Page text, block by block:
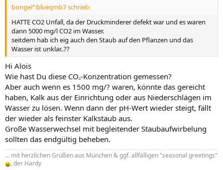
bongel":blveqmb7 schrieb:
HATTE CO2 Unfall, da der Druckminderer defekt war und es waren
dann 5000 mg/l CO2 im Wasser.
seitdem hab ich eig auch den Staub auf den Pflanzen und das
Wasser ist unklar..??
Hi Alois
Wie hast Du diese CO2-Konzentration gemessen?
Aber auch wenn es 1500 mg/? waren, könnte das gereicht
haben, Kalk aus der Einrichtung oder aus Niederschlägen im
Wasser zu lösen. Wenn dann der pH-Wert wieder steigt, fällt
der wieder als feinster Kalkstaub aus.
Große Wasserwechsel mit begleitender Staubaufwirbelung
sollten das endgültig beheben.
... mit herzlichen Grüßen aus München & ggf. allfälligen "seasonal greetings"
, der Hardy